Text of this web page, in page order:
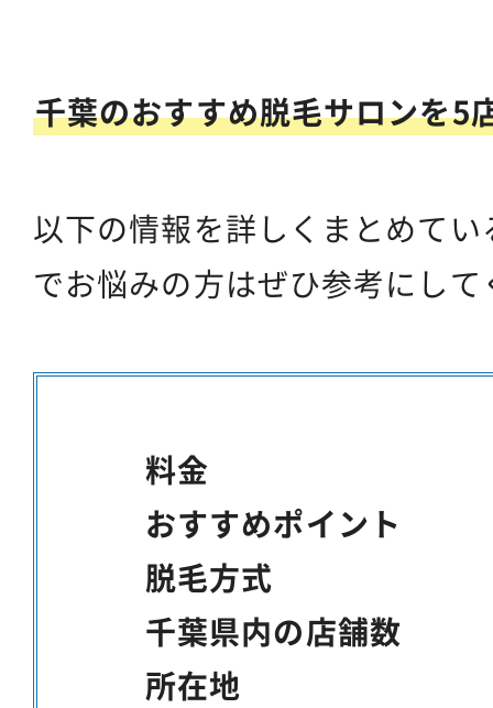
千葉のおすすめ脱毛サロンを5
以下の情報を詳しくまとめて
でお悩みの方はぜひ参考にし
料金
おすすめポイント
脱毛方式
千葉県内の店舗数
所在地